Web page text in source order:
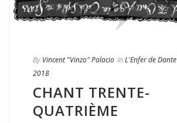
By Vincent "Vinzo" Palacio In L'Enfer de Dante
2018
CHANT TRENTE-
QUATRIÈME